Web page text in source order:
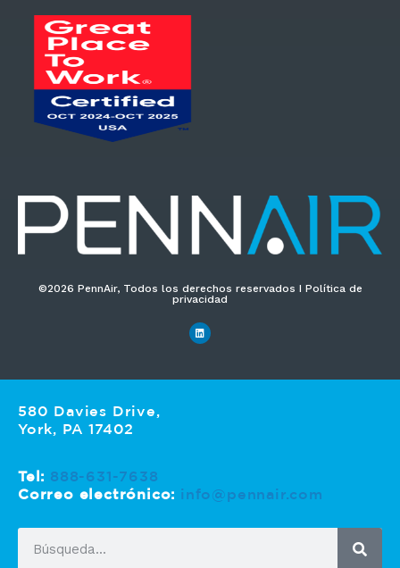
©2026 PennAir, Todos los derechos reservados I Política de
privacidad
580 Davies Drive,
York, PA 17402
Tel: 888-631-7638
Correo electrónico: info@pennair.com